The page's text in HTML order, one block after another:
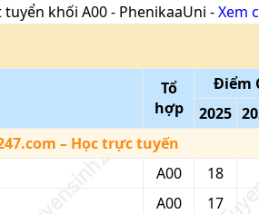
tuyển khối A00- PhenikaaUni -Xem
Tổ
hợp
Điểm
2025
– Học trực tuyến
A00 18
A00
17